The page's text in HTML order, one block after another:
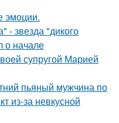
эмоции.
- звезда "дикого
о начале
супругой Марией
пьяный мужчина по
из-за невкусной